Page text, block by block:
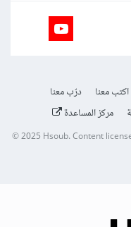
اكتب معنا
درّب معنا
مركز المساعدة
© 2025Hsoub.Content